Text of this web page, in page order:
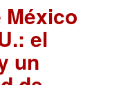
México
el
un